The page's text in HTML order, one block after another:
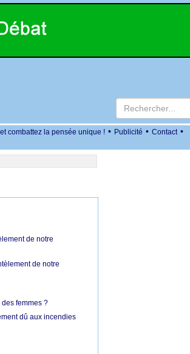
combattez la pensée unique ! • Publicité • Contact •
de notre
de notre
femmes ?
dû aux incendies